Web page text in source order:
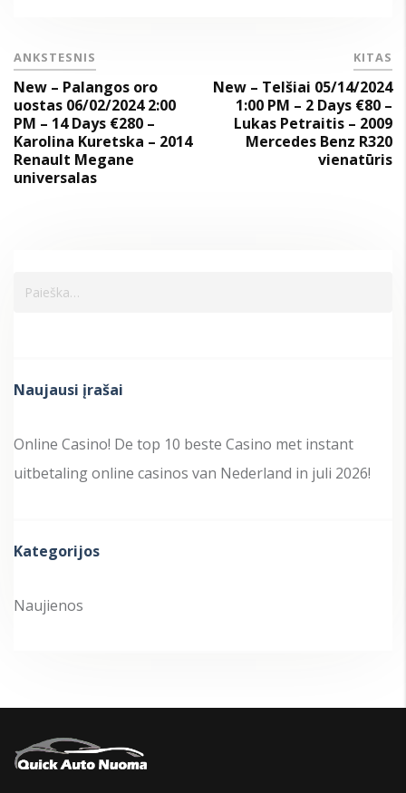
ANKSTESNIS
New – Palangos oro
uostas 06/02/2024 2:00
PM – 14 Days €280 –
Karolina Kuretska – 2014
Renault Megane
universalas
KITAS
New – Telšiai 05/14/2024
1:00 PM – 2 Days €80 –
Lukas Petraitis – 2009
Mercedes Benz R320
vienatūris
Naujausi įrašai
Online Casino! De top 10 beste Casino met instant
uitbetaling online casinos van Nederland in juli 2026!
Kategorijos
Naujienos